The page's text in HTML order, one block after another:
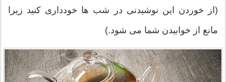
(از خوردن این نوشیدنی در شب ها خودداری کنید زیرا
مانع از خوابیدن شما می شود.)